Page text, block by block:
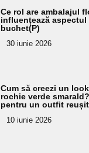
Ce rol are ambalajul
influențează
buchet(P)
30 iunie 2026
Cum să creezi un
rochie verde
pentru un outfit
10 iunie 2026